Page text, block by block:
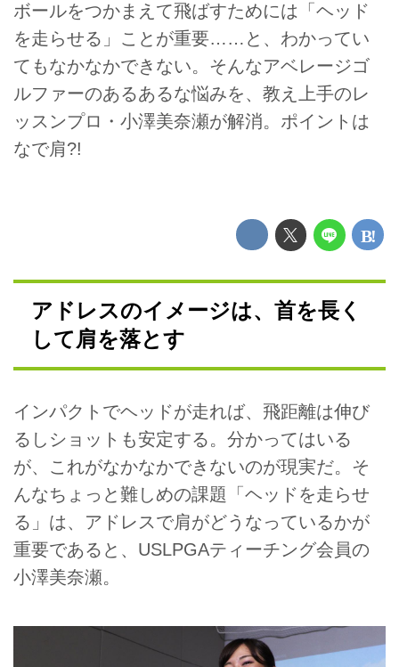
ボールをつかまえて飛ばすためには「ヘッド
を走らせる」ことが重要……と、わかってい
てもなかなかできない。そんなアベレージゴ
ルファーのあるあるな悩みを、教え上手のレ
ッスンプロ・小澤美奈瀬が解消。ポイントは
なで肩?!
アドレスのイメージは、首を長く
して肩を落とす
インパクトでヘッドが走れば、飛距離は伸び
るしショットも安定する。分かってはいる
が、これがなかなかできないのが現実だ。そ
んなちょっと難しめの課題「ヘッドを走らせ
る」は、アドレスで肩がどうなっているかが
重要であると、USLPGAティーチング会員の
小澤美奈瀬。